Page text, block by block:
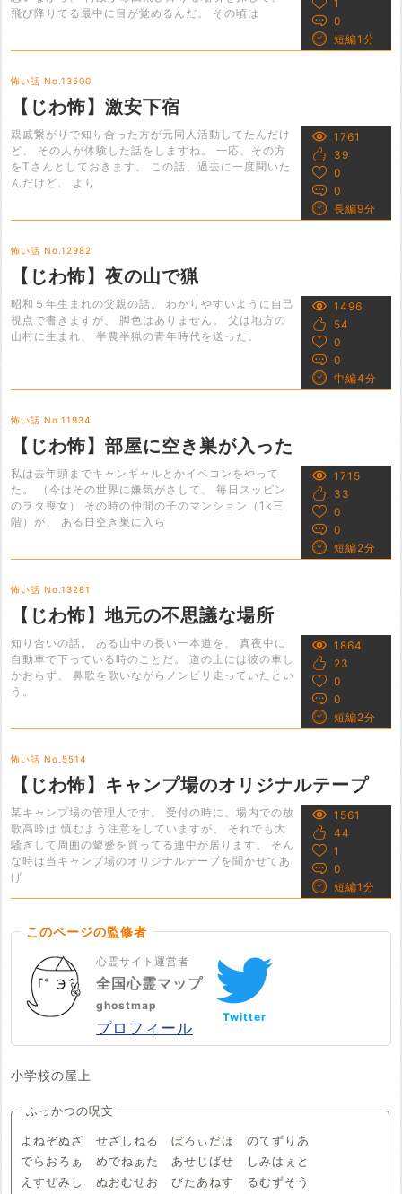
飛び降りてる最中に目が覚めるんだ。 その頃は
1
0
短編1分
怖い話 No.13500
【じわ怖】激安下宿
親戚繋がりで知り合った方が元同人活動してたんだけ
ど、 その人が体験した話をしますね。 一応、その方
をTさんとしておきます。 この話、過去に一度聞いた
んだけど、 より
1761
39
0
0
長編9分
怖い話 No.12982
【じわ怖】夜の山で猟
昭和５年生まれの父親の話。 わかりやすいように自己
視点で書きますが、 脚色はありません。 父は地方の
山村に生まれ、 半農半猟の青年時代を送った。
1496
54
0
0
中編4分
怖い話 No.11934
【じわ怖】部屋に空き巣が入った
私は去年頭までキャンギャルとかイベコンをやって
た。 （今はその世界に嫌気がさして、 毎日スッピン
のヲタ喪女） その時の仲間の子のマンション（1k三
階）が、 ある日空き巣に入ら
1715
33
0
0
短編2分
怖い話 No.13281
【じわ怖】地元の不思議な場所
知り合いの話。 ある山中の長い一本道を、 真夜中に
自動車で下っている時のことだ。 道の上には彼の車し
かおらず、 鼻歌を歌いながらノンビリ走っていたとい
う。
1864
23
0
0
短編2分
怖い話 No.5514
【じわ怖】キャンプ場のオリジナルテープ
某キャンプ場の管理人です。 受付の時に、場内での放
歌高吟は 慎むよう注意をしていますが、 それでも大
騒ぎして周囲の顰蹙を買ってる連中が居ります。 そん
な時は当キャンプ場のオリジナルテープを聞かせてあ
げ
1561
44
1
0
短編1分
このページの監修者
心霊サイト運営者
全国心霊マップ
ghostmap
プロフィール
Twitter
小学校の屋上
ふっかつの呪文
よねぞぬざ せざしねる ぼろぃだほ のてずりあ
でらおろぁ めでねぁた あせじばせ しみはぇと
えすぜみし ぬおむせお びたあねす るむずそう